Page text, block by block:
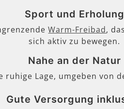
Sport und Erholung
Warm-Freibad, das
sich aktiv zu bewegen.
Nahe an der Natur
Lage, umgeben von
Gute Versorgung